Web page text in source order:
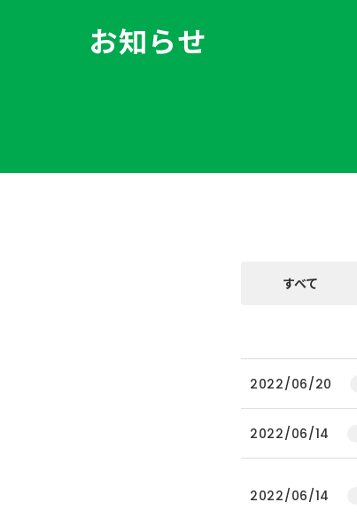
お知らせ
すべて
2022/06/20
2022/06/14
2022/06/14